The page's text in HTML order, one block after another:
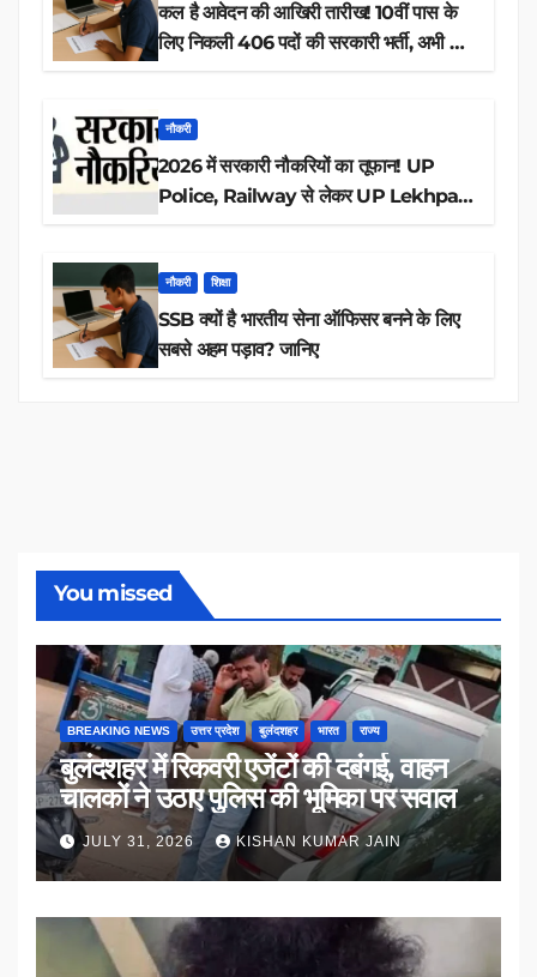
कल है आवेदन की आखिरी तारीख! 10वीं पास के
लिए निकली 406 पदों की सरकारी भर्ती, अभी करें
नौकरी
2026 में सरकारी नौकरियों का तूफान! UP
Police, Railway से लेकर UP Lekhpal
नौकरी शिक्षा
SSB क्यों है भारतीय सेना ऑफिसर बनने के लिए
सबसे अहम पड़ाव? जानिए
You missed
BREAKING NEWS उत्तर प्रदेश बुलंदशहर भारत राज्य
बुलंदशहर में रिकवरी एजेंटों की दबंगई, वाहन
चालकों ने उठाए पुलिस की भूमिका पर सवाल
JULY 31, 2026 KISHAN KUMAR JAIN